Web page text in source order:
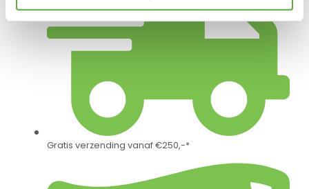
Gratis verzending vanaf €250,-*